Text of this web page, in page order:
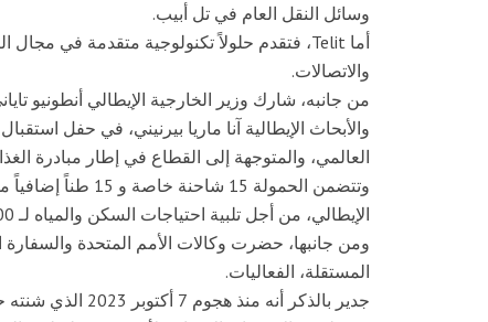
وسائل النقل العام في تل أبيب.
والاتصالات.
من جانبه، شارك وزير الخارجية الإيطالي أنطونيو
والأبحاث الإيطالية آنا ماريا بيرنيني، في حفل
العالمي، والمتوجهة إلى القطاع في إطار مبادرة
وتتضمن الحمولة 15
الإيطالي، من أجل تلبية احتياجات السكن والمياه لـ 1,200 شخص لمواجهة تقلبات فصل الشتاء.
ومن جانبها، حضرت وكالات الأمم المتحدة
المستقلة، الفعاليات.